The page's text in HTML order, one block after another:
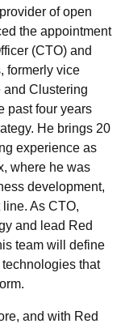
of open
the appointment
(CTO) and
formerly vice
and Clustering
past four years
He brings 20
experience as
where he was
development,
As CTO,
and lead Red
team will define
that
and with Red